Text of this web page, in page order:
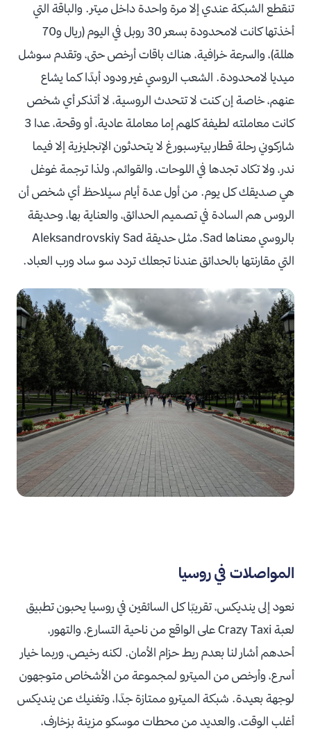
تنقطع الشبكة عندي إلا مرة واحدة داخل ميتر. والباقة التي
أخذتها كانت لامحدودة بسعر 30 روبل في اليوم (ريال و70
هللة)، والسرعة خرافية، هناك باقات أرخص حتى، وتقدم سوشل
ميديا لامحدودة. الشعب الروسي غير ودود أبدًا كما يشاع
عنهم، خاصة إن كنت لا تتحدث الروسية، لا أتذكر أي شخص
كانت معاملته لطيفة كلهم إما معاملة عادية، أو وقحة، عدا 3
شاركوني رحلة قطار بيترسبورغ لا يتحدثون الإنجليزية إلا فيما
ندر، ولا تكاد تجدها في اللوحات، والقوائم، ولذا ترجمة غوغل
هي صديقك كل يوم. من أول عدة أيام سيلاحظ أي شخص أن
الروس هم السادة في تصميم الحدائق، والعناية بها، وحديقة
بالروسي معناها Sad، مثل حديقة Aleksandrovskiy Sad
التي مقارنتها بالحدائق عندنا تجعلك تردد سو ساد ورب العباد.
المواصلات في روسيا
نعود إلى ينديكس، تقريبًا كل السائقين في روسيا يحبون تطبيق
لعبة Crazy Taxi على الواقع من ناحية التسارع، والتهور،
أحدهم أشار لنا بعدم ربط حزام الأمان. لكنه رخيص، وربما خيار
أسرع، وأرخص من الميترو لمجموعة من الأشخاص متوجهون
لوجهة بعيدة. شبكة الميترو ممتازة جدًا، وتغنيك عن ينديكس
أغلب الوقت، والعديد من محطات موسكو مزينة بزخارف،